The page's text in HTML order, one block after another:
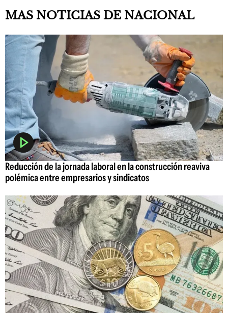
MAS NOTICIAS DE NACIONAL
Reducción de la jornada laboral en la construcción reaviva
polémica entre empresarios y sindicatos